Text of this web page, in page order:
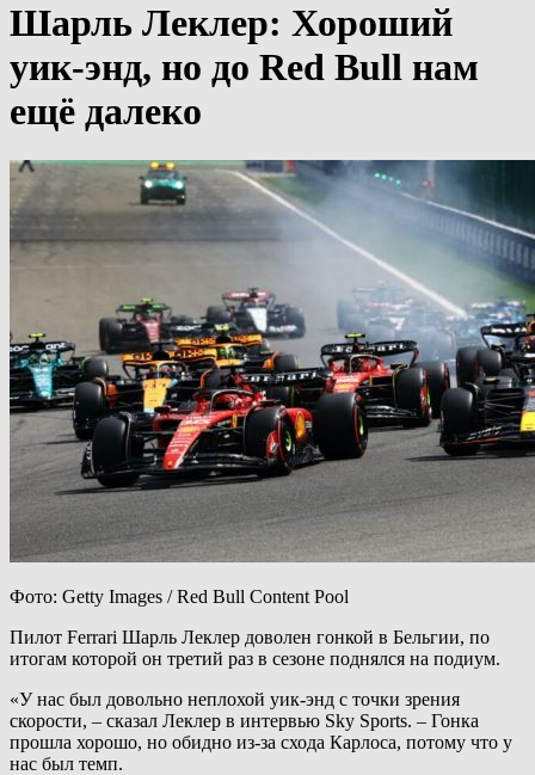
Шарль Леклер: Хороший
уик-энд, но до Red Bull нам
ещё далеко
Фото: Getty Images / Red Bull Content Pool
Пилот Ferrari Шарль Леклер доволен гонкой в Бельгии, по
итогам которой он третий раз в сезоне поднялся на подиум.
«У нас был довольно неплохой уик-энд с точки зрения
скорости, – сказал Леклер в интервью Sky Sports. – Гонка
прошла хорошо, но обидно из-за схода Карлоса, потому что у
нас был темп.